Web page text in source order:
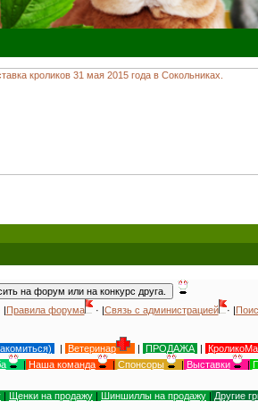
|Правила форума · |Связь с администрацией · |
| Ветеринар | ПРОДАЖА |
| Наша команда | Спонсоры | Выставки |
| Щенки на продажу | Шиншиллы на продажу | Другие